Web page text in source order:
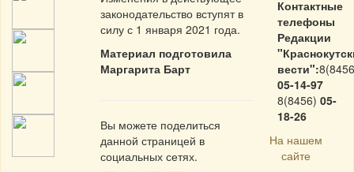
законодательство вступят в
силу с 1 января 2021 года.
Материал подготовила
Маргарита Барт
Вы можете поделиться
данной страницей в
социальных сетях.
Контактные
телефоны
Редакции
вести":
05-14-97
8(8456) 05-
18-26
На нашем
сайте